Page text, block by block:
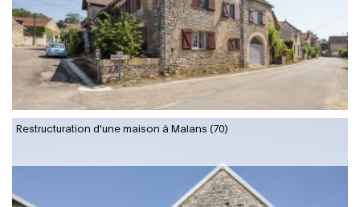
Restructuration d'une maison à Malans (70)